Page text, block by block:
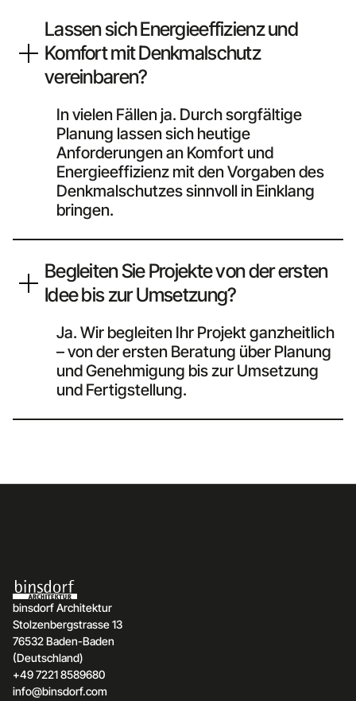
Lassen sich Energieeffizienz und
Komfort mit Denkmalschutz
vereinbaren?
In vielen Fällen ja. Durch sorgfältige
Planung lassen sich heutige
Anforderungen an Komfort und
Energieeffizienz mit den Vorgaben des
Denkmalschutzes sinnvoll in Einklang
bringen.
Begleiten Sie Projekte von der ersten
Idee bis zur Umsetzung?
Ja. Wir begleiten Ihr Projekt ganzheitlich
– von der ersten Beratung über Planung
und Genehmigung bis zur Umsetzung
und Fertigstellung.
binsdorf Architektur
Stolzenbergstrasse 13
76532 Baden-Baden
(Deutschland)
+49 7221 8589680
info@binsdorf.com